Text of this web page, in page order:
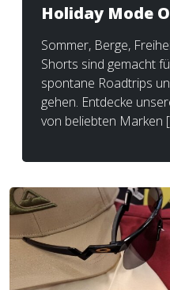
Holiday Mode
Sommer, Berge,
Shorts sind gemacht
spontane Roadtrips
gehen. Entdecke
von beliebten Marken